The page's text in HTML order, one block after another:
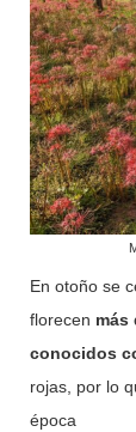
En otoño se
florecen más
conocidos
rojas, por lo
época